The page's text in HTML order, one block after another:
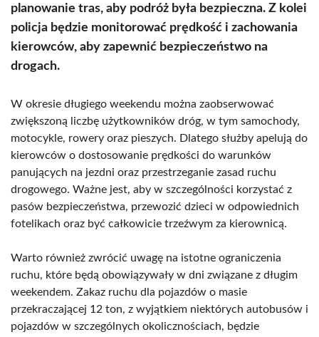
planowanie tras, aby podróż była bezpieczna. Z kolei
policja będzie monitorować prędkość i zachowania
kierowców, aby zapewnić bezpieczeństwo na
drogach.
W okresie długiego weekendu można zaobserwować
zwiększoną liczbę użytkowników dróg, w tym samochody,
motocykle, rowery oraz pieszych. Dlatego służby apelują do
kierowców o dostosowanie prędkości do warunków
panujących na jezdni oraz przestrzeganie zasad ruchu
drogowego. Ważne jest, aby w szczególności korzystać z
pasów bezpieczeństwa, przewozić dzieci w odpowiednich
fotelikach oraz być całkowicie trzeźwym za kierownicą.
Warto również zwrócić uwagę na istotne ograniczenia
ruchu, które będą obowiązywały w dni związane z długim
weekendem. Zakaz ruchu dla pojazdów o masie
przekraczającej 12 ton, z wyjątkiem niektórych autobusów i
pojazdów w szczególnych okolicznościach, będzie